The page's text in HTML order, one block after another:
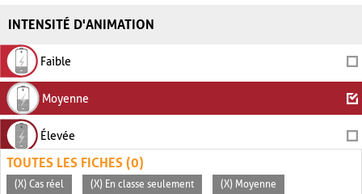
INTENSITÉ D'ANIMATION
Faible
Moyenne
Élevée
TOUTES LES FICHES (0)
(X) Cas réel (X) En classe seulement (X) Moyenne